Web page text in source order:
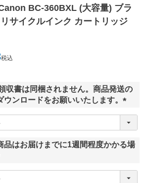
BC-360BXL (大容量) ブラ
サイクルインク カートリッジ
税込
書は同梱されません。商品発送の
ウンロードをお願いいたします。
(
必
)
はお届けまでに1週間程度かかる場